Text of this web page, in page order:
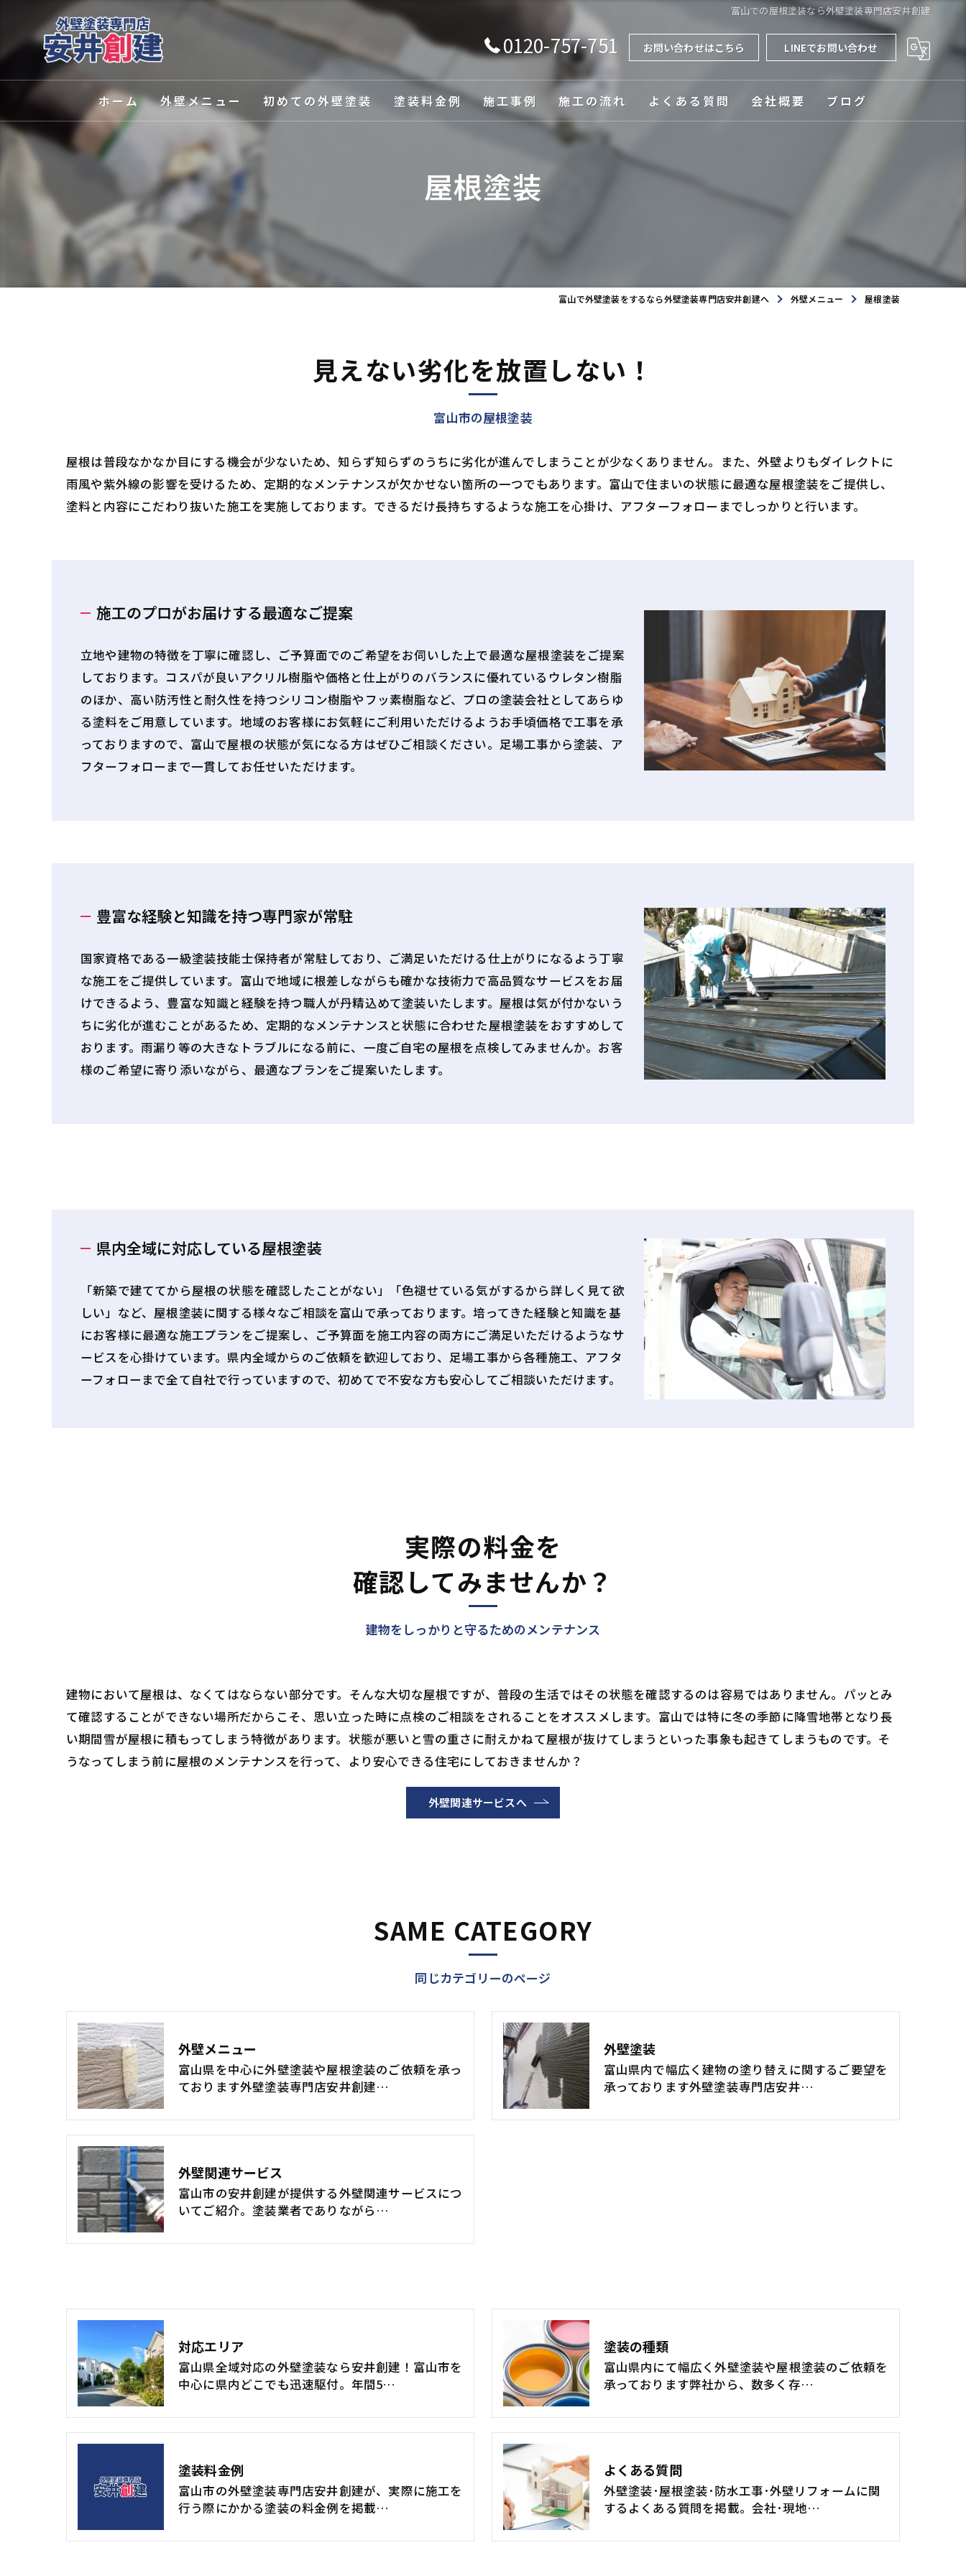
富山での屋根塗装なら外壁塗装専門店安井創建
0120-757-751 お問い合わせはこちら LINEでお問い合わせ
ホーム 外壁メニュー
外壁塗装
屋根塗装
外壁関連サービス
初めての外壁塗装
カラーシミュレーション
塗装料金例 施工事例 施工の流れ よくある質問 会社概要 ブログ
屋根塗装
富山で外壁塗装をするなら外壁塗装専門店安井創建へ 外壁メニュー 屋根塗装
富山市の屋根塗装
見えない劣化を放置しない！
屋根は普段なかなか目にする機会が少ないため、知らず知らずのうちに劣化が進んでしまうことが少なくありません。また、外壁よりもダイレクトに
雨風や紫外線の影響を受けるため、定期的なメンテナンスが欠かせない箇所の一つでもあります。富山で住まいの状態に最適な屋根塗装をご提供し、
塗料と内容にこだわり抜いた施工を実施しております。できるだけ長持ちするような施工を心掛け、アフターフォローまでしっかりと行います。
施工のプロがお届けする最適なご提案
立地や建物の特徴を丁寧に確認し、ご予算面でのご希望をお伺いした上で最適な屋根塗装をご提案
しております。コスパが良いアクリル樹脂や価格と仕上がりのバランスに優れているウレタン樹脂
のほか、高い防汚性と耐久性を持つシリコン樹脂やフッ素樹脂など、プロの塗装会社としてあらゆ
る塗料をご用意しています。地域のお客様にお気軽にご利用いただけるようお手頃価格で工事を承
っておりますので、富山で屋根の状態が気になる方はぜひご相談ください。足場工事から塗装、ア
フターフォローまで一貫してお任せいただけます。
豊富な経験と知識を持つ専門家が常駐
国家資格である一級塗装技能士保持者が常駐しており、ご満足いただける仕上がりになるよう丁寧
な施工をご提供しています。富山で地域に根差しながらも確かな技術力で高品質なサービスをお届
けできるよう、豊富な知識と経験を持つ職人が丹精込めて塗装いたします。屋根は気が付かないう
ちに劣化が進むことがあるため、定期的なメンテナンスと状態に合わせた屋根塗装をおすすめして
おります。雨漏り等の大きなトラブルになる前に、一度ご自宅の屋根を点検してみませんか。お客
様のご希望に寄り添いながら、最適なプランをご提案いたします。
県内全域に対応している屋根塗装
「新築で建ててから屋根の状態を確認したことがない」「色褪せている気がするから詳しく見て欲
しい」など、屋根塗装に関する様々なご相談を富山で承っております。培ってきた経験と知識を基
にお客様に最適な施工プランをご提案し、ご予算面を施工内容の両方にご満足いただけるようなサ
ービスを心掛けています。県内全域からのご依頼を歓迎しており、足場工事から各種施工、アフタ
ーフォローまで全て自社で行っていますので、初めてで不安な方も安心してご相談いただけます。
建物をしっかりと守るためのメンテナンス
実際の料金を
確認してみませんか？
建物において屋根は、なくてはならない部分です。そんな大切な屋根ですが、普段の生活ではその状態を確認するのは容易ではありません。パッとみ
て確認することができない場所だからこそ、思い立った時に点検のご相談をされることをオススメします。富山では特に冬の季節に降雪地帯となり長
い期間雪が屋根に積もってしまう特徴があります。状態が悪いと雪の重さに耐えかねて屋根が抜けてしまうといった事象も起きてしまうものです。そ
うなってしまう前に屋根のメンテナンスを行って、より安心できる住宅にしておきませんか？
外壁関連サービスへ
同じカテゴリーのページ
SAME CATEGORY
外壁メニュー
富山県を中心に外壁塗装や屋根塗装のご依頼を承っ
ております外壁塗装専門店安井創建…
外壁塗装
富山県内で幅広く建物の塗り替えに関するご要望を
承っております外壁塗装専門店安井…
外壁関連サービス
富山市の安井創建が提供する外壁関連サービスにつ
いてご紹介。塗装業者でありながら…
対応エリア
富山県全域対応の外壁塗装なら安井創建！富山市を
中心に県内どこでも迅速駆付。年間5…
塗装の種類
富山県内にて幅広く外壁塗装や屋根塗装のご依頼を
承っております弊社から、数多く存…
塗装料金例
富山市の外壁塗装専門店安井創建が、実際に施工を
行う際にかかる塗装の料金例を掲載…
よくある質問
外壁塗装･屋根塗装･防水工事･外壁リフォームに関
するよくある質問を掲載。会社･現地…